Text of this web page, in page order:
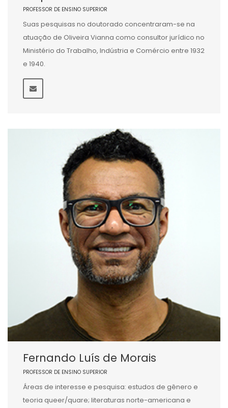
PROFESSOR DE ENSINO SUPERIOR
Suas pesquisas no doutorado concentraram-se na
atuação de Oliveira Vianna como consultor jurídico no
Ministério do Trabalho, Indústria e Comércio entre 1932
e 1940.
Fernando Luís de Morais
PROFESSOR DE ENSINO SUPERIOR
Áreas de interesse e pesquisa: estudos de gênero e
teoria queer/quare; literaturas norte-americana e